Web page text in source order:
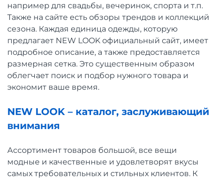
например для свадьбы, вечеринок, спорта и т.п.
Также на сайте есть обзоры трендов и коллекций
сезона. Каждая единица одежды, которую
предлагает NEW LOOK официальный сайт, имеет
подробное описание, а также предоставляется
размерная сетка. Это существенным образом
облегчает поиск и подбор нужного товара и
экономит ваше время.
NEW LOOK – каталог, заслуживающий
внимания
Ассортимент товаров большой, все вещи
модные и качественные и удовлетворят вкусы
самых требовательных и стильных клиентов. К